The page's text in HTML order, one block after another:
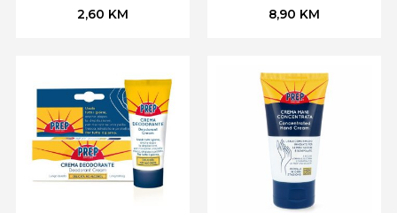
2,60 KM 8,90 KM